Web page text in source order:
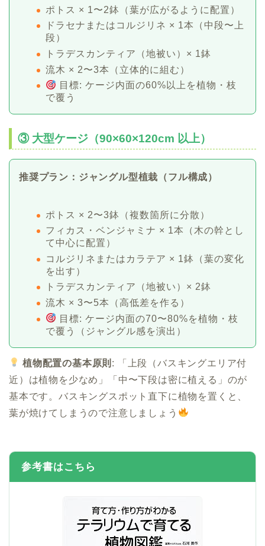
ポトス × 1〜2鉢（葉が広がるように配置）
ドラセナまたはコルジリネ × 1本（中段〜上
段）
トラデスカンティア（地被い）× 1鉢
流木 × 2〜3本（立体的に組む）
目標: ケージ内面の60%以上を植物・枝
で覆う
③ 大型ケージ（90×60×120cm 以上）
推奨プラン：ジャングル型植栽（フル構成）
ポトス × 2〜3鉢（複数箇所に分散）
フィカス・ベンジャミナ × 1本（木の幹とし
て中心に配置）
コルジリネまたはカラテア × 1鉢（葉の変化
を出す）
トラデスカンティア（地被い）× 2鉢
流木 × 3〜5本（高低差を作る）
目標: ケージ内面の70〜80%を植物・枝
で覆う（ジャングル感を演出）
植物配置の基本原則 : 「上段（バスキングエリア付
近）は植物を少なめ」「中〜下段は密に植える」のが
基本です。バスキングスポット直下に植物を置くと、
葉が焼けてしまうので注意しましょう
参考書はこちら